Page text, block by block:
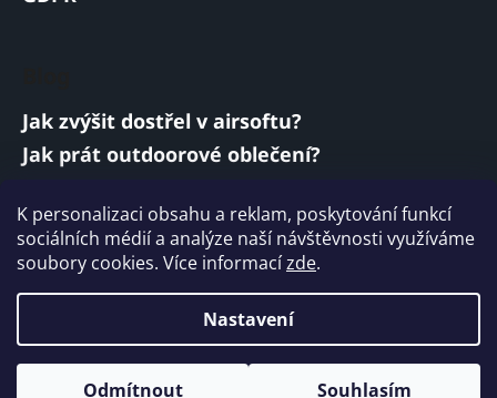
K personalizaci obsahu a reklam, poskytování funkcí
sociálních médií a analýze naší návštěvnosti využíváme
soubory cookies. Více informacízde.
Nastavení
Odmítnout Souhlasím
Jak zvýšit dostřel v airsoftu?
Jak prát outdoorové oblečení?
Vojenská a armádní sluchátka: co musí
splňovat?
ARCHIV
Vytvořil Shoptet